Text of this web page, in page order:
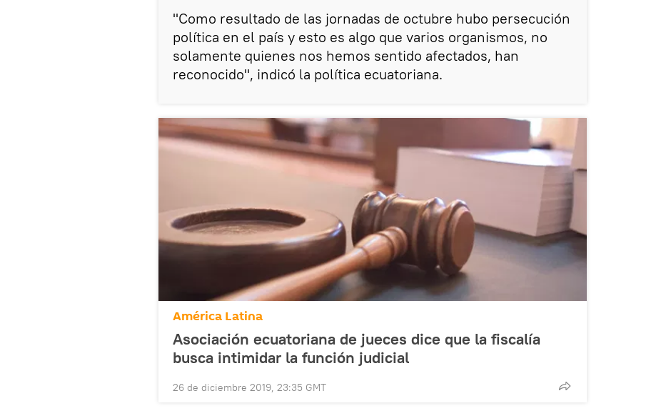
"Como resultado de las jornadas de octubre hubo persecución
política en el país y esto es algo que varios organismos, no
solamente quienes nos hemos sentido afectados, han
reconocido", indicó la política ecuatoriana.
América Latina
Asociación ecuatoriana de jueces dice que la fiscalía
busca intimidar la función judicial
26 de diciembre 2019, 23:35 GMT